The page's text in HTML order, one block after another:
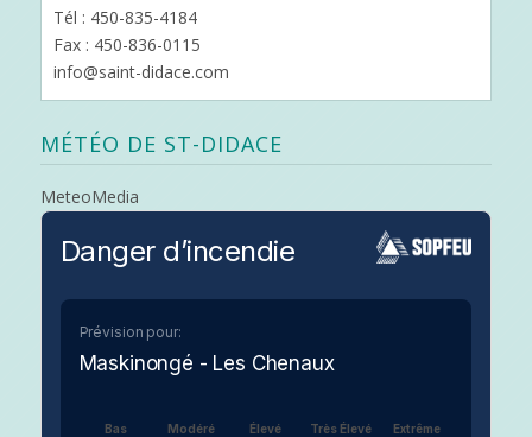
Tél : 450-835-4184
Fax : 450-836-0115
info@saint-didace.com
MÉTÉO DE ST-DIDACE
MeteoMedia
Danger d’incendie
Prévision pour:
Maskinongé - Les Chenaux
Bas Modéré Élevé Très Élevé Extrême